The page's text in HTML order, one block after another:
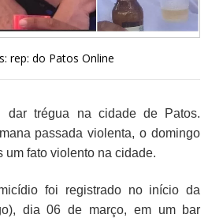
rep: do Patos Online
trégua na cidade de Patos.
passada violenta, o domingo
um fato violento na cidade.
foi registrado no início da
dia 06 de março, em um bar